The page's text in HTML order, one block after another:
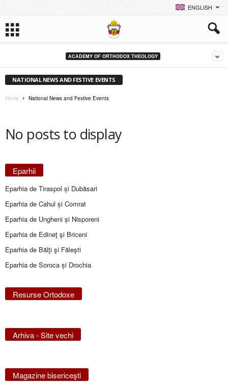
ENGLISH
ACADEMY OF ORTHODOX THEOLOGY
NATIONAL NEWS AND FESTIVE EVENTS
Home National News and Festive Events
No posts to display
Eparhii
Eparhia de Tiraspol și Dubăsari
Eparhia de Cahul și Comrat
Eparhia de Ungheni și Nisporeni
Eparhia de Edineţ şi Briceni
Eparhia de Bălţi şi Făleşti
Eparhia de Soroca și Drochia
Resurse Ortodoxe
Arhiva - Site vechi
Magazine bisericeşti